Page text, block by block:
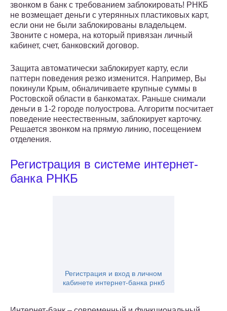
звонком в банк с требованием заблокировать! РНКБ
не возмещает деньги с утерянных пластиковых карт,
если они не были заблокированы владельцем.
Звоните с номера, на который привязан личный
кабинет, счет, банковский договор.
Защита автоматически заблокирует карту, если
паттерн поведения резко изменится. Например, Вы
покинули Крым, обналичиваете крупные суммы в
Ростовской области в банкоматах. Раньше снимали
деньги в 1-2 городе полуострова. Алгоритм посчитает
поведение неестественным, заблокирует карточку.
Решается звонком на прямую линию, посещением
отделения.
Регистрация в системе интернет-
банка РНКБ
Регистрация и вход в личном
кабинете интернет-банка рнкб